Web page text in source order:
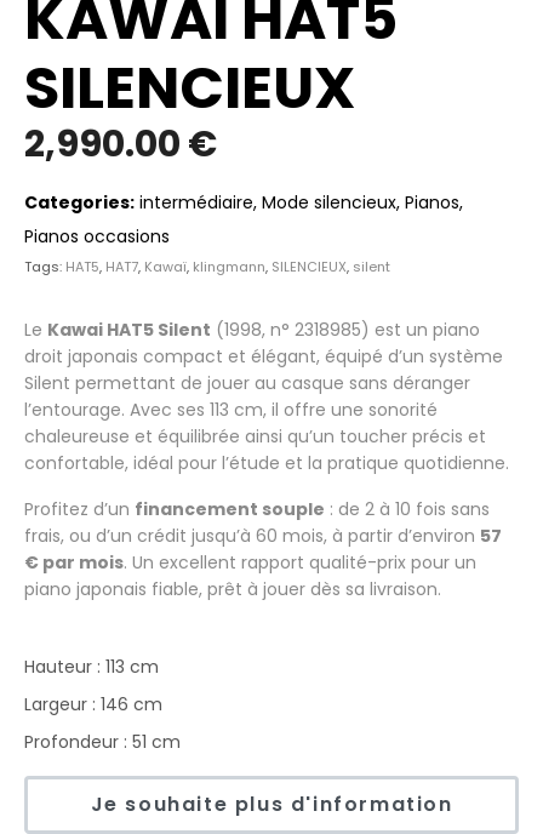
KAWAI HAT5
SILENCIEUX
2,990.00€
Categories: intermédiaire, Mode silencieux, Pianos,
Pianos occasions
Tags: HAT5, HAT7, Kawaï, klingmann, SILENCIEUX, silent
Le Kawai HAT5 Silent (1998, n° 2318985) est un piano
droit japonais compact et élégant, équipé d’un système
Silent permettant de jouer au casque sans déranger
l’entourage. Avec ses 113 cm, il offre une sonorité
chaleureuse et équilibrée ainsi qu’un toucher précis et
confortable, idéal pour l’étude et la pratique quotidienne.
Profitez d’un financement souple : de 2 à 10 fois sans
frais, ou d’un crédit jusqu’à 60 mois, à partir d’environ 57
€ par mois. Un excellent rapport qualité-prix pour un
piano japonais fiable, prêt à jouer dès sa livraison.
Hauteur : 113 cm
Largeur : 146 cm
Profondeur : 51 cm